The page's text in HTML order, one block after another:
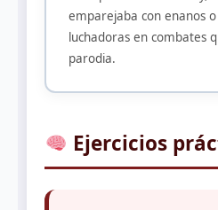
emparejaba con enanos
luchadoras en combates
parodia.
Ejercicios